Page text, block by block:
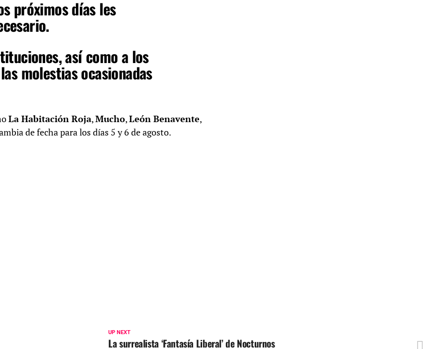
próximos días les
así como a los
molestias ocasionadas
La Habitación Roja,Mucho,León Benavente,
de fecha para los días 5 y 6 de agosto.
UP NEXT
La surrealista ‘Fantasía Liberal’ de Nocturnos